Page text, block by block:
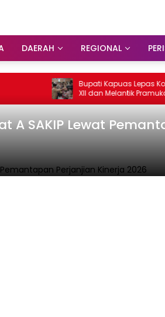
DAERAH REGIONAL
Bupati Kapuas Lepas Kontingen
XII dan Melantik Pramuka Garuda
Penggalang
A SAKIP Lewat